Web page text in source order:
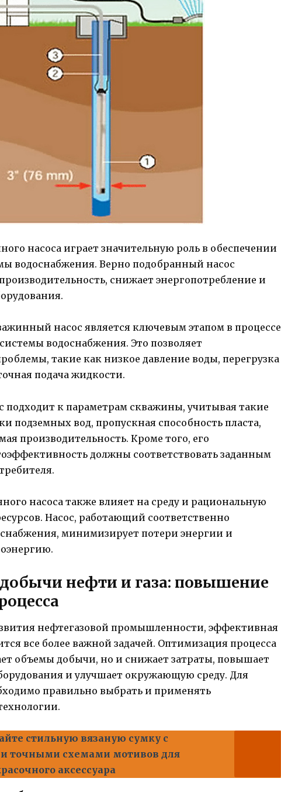
насоса играет значительную роль в обеспечении
водоснабжения. Верно подобранный насос
снижает энергопотребление и
насос является ключевым этапом в процессе
водоснабжения. Это позволяет
такие как низкое давление воды, перегрузка
подача жидкости.
к параметрам скважины, учитывая такие
подземных вод, пропускная способность пласта,
производительность. Кроме того, его
должны соответствовать заданным
насоса также влияет на среду и рациональную
Насос, работающий соответственно
минимизирует потери энергии и
нефти и газа: повышение
нефтегазовой промышленности, эффективная
все более важной задачей. Оптимизация процесса
объемы добычи, но и снижает затраты, повышает
и улучшает окружающую среду. Для
правильно выбрать и применять
стильную вязаную сумку с
точными схемами мотивов для
аксессуара